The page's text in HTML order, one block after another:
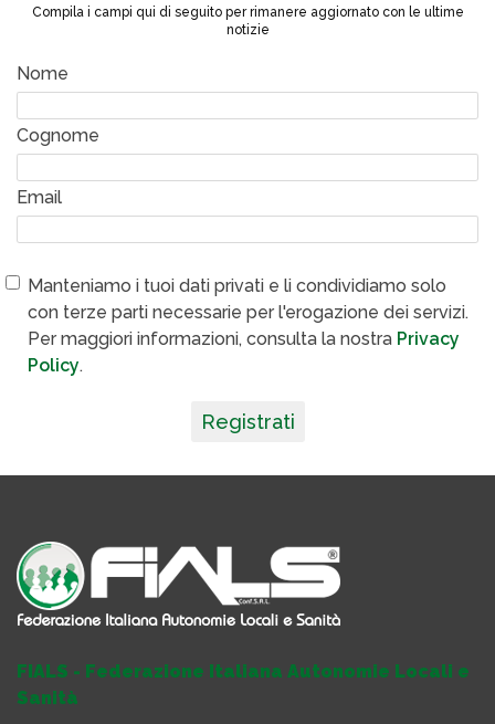
Compila i campi qui di seguito per rimanere aggiornato con le ultime
notizie
Nome
Cognome
Email
Manteniamo i tuoi dati privati e li condividiamo solo
con terze parti necessarie per l'erogazione dei servizi.
Per maggiori informazioni, consulta la nostra Privacy
Policy.
Registrati
FIALS - Federazione Italiana Autonomie Locali e
Sanità